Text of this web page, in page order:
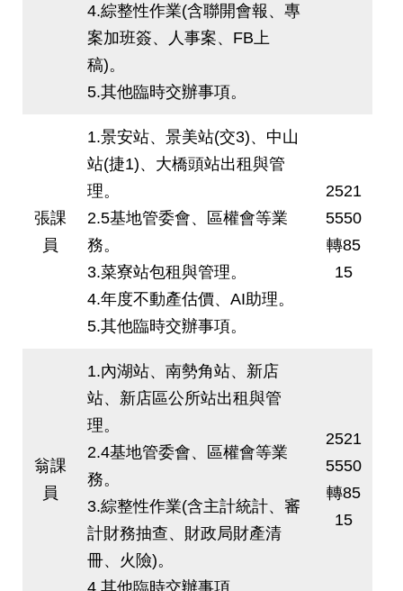
4.綜整性作業(含聯開會報、專
案加班簽、人事案、FB上
稿)。
5.其他臨時交辦事項。
張課
員
1.景安站、景美站(交3)、中山
站(捷1)、大橋頭站出租與管
理。
2.5基地管委會、區權會等業
務。
3.菜寮站包租與管理。
4.年度不動產估價、AI助理。
5.其他臨時交辦事項。
2521
5550
轉85
15
翁課
員
1.內湖站、南勢角站、新店
站、新店區公所站出租與管
理。
2.4基地管委會、區權會等業
務。
3.綜整性作業(含主計統計、審
計財務抽查、財政局財產清
冊、火險)。
4.其他臨時交辦事項。
2521
5550
轉85
15